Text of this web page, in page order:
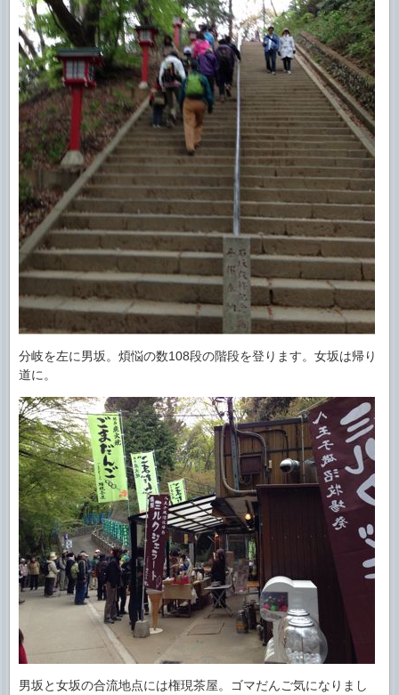
分岐を左に男坂。煩悩の数108段の階段を登ります。女坂は帰り
道に。
男坂と女坂の合流地点には権現茶屋。ゴマだんご気になりまし